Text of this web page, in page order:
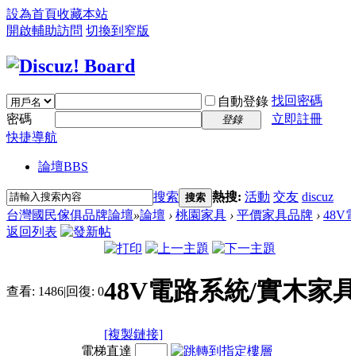
設為首頁收藏本站
開啟輔助訪問 切換到窄版
自動登錄 找回密碼
密碼
登錄
立即註冊
快捷導航
論壇BBS
搜索 搜索 熱搜: 活動 交友 discuz
台灣國民傢俱品牌論壇»論壇 › 桃園家具 › 平價家具品牌 › 48V
返回列表
查看: 1486|回復: 048V電路系統/實木家
[複製鏈接]
電梯直達